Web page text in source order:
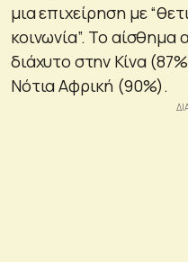
μια επιχείρηση με
κοινωνία”. Το αίσθημα
διάχυτο στην Κίνα
Νότια Αφρική (90%).